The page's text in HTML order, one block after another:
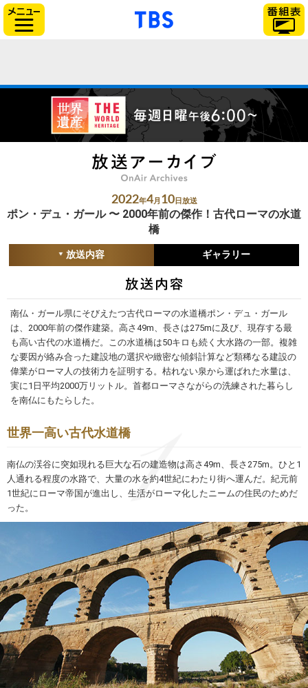
「TBSテレビ」トップ
2022年4月 10日放送
ポン・デュ・ガール 〜 2000年前の傑作！古代ローマの水道
橋
放送内容 ギャラリー
南仏・ガール県にそびえたつ古代ローマの水道橋ポン・デュ・ガール
は、2000年前の傑作建築。高さ49m、長さは275mに及び、現存する最
も高い古代の水道橋だ。この水道橋は50キロも続く大水路の一部。複雑
な要因が絡み合った建設地の選択や緻密な傾斜計算など類稀なる建設の
偉業がローマ人の技術力を証明する。枯れない泉から運ばれた水量は、
実に1日平均2000万リットル。首都ローマさながらの洗練された暮らし
を南仏にもたらした。
世界一高い古代水道橋
南仏の渓谷に突如現れる巨大な石の建造物は高さ49m、長さ275m。ひと1
人通れる程度の水路で、大量の水を約4世紀にわたり街へ運んだ。紀元前
1世紀にローマ帝国が進出し、生活がローマ化したニームの住民のためだ
った。